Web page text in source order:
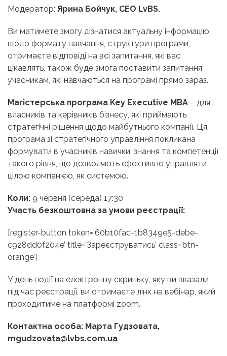
Модератор: Ярина Бойчук, СEO LvBS.
Ви матимете змогу дізнатися актуальну інформацію
щодо формату навчання, структури програми,
отримаєте відповіді на всі запитання, які вас
цікавлять, також буде змога поставити запитання
учасникам, які навчаються на програмі прямо зараз.
Магістерська програма Key Executive MBA – для
власників та керівників бізнесу, які приймають
стратегічні рішення щодо майбутнього компанії. Ця
програма зі стратегічного управління покликана
формувати в учасників навички, знання та компетенції
такого рівня, що дозволяють ефективно управляти
цілою компанією, як системою.
Коли: 9 червня (середа) 17:30
Участь безкоштовна за умови реєстрації:
[register-button token=’60b10fac-1b8349e5-debe-
c928dd0f204e’ title=’Зареєструватись’ class=’btn-
orange’]
У день події на електронну скриньку, яку ви вказали
під час реєстрації, ви отримаєте лінк на вебінар, який
проходитиме на платформі zoom.
Контактна особа: Марта Гудзовата,
mgudzovata@lvbs.com.ua